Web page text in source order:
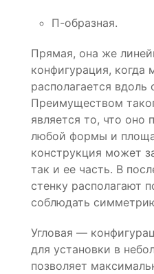
П-образная.
Прямая, она же
конфигурация, когда
располагается вдоль
Преимуществом
является то, что
любой формы и
конструкция может
так и ее часть. В
стенку располагают
соблюдать
Угловая —
для установки в
позволяет